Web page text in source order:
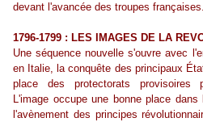
devant l'avancée des troupes françaises.
1796-1799 : LES IMAGES DE LA
Une séquence nouvelle s'ouvre avec
en Italie, la conquête des principaux
place des protectorats provisoires
L'image occupe une bonne place
l'avènement des principes